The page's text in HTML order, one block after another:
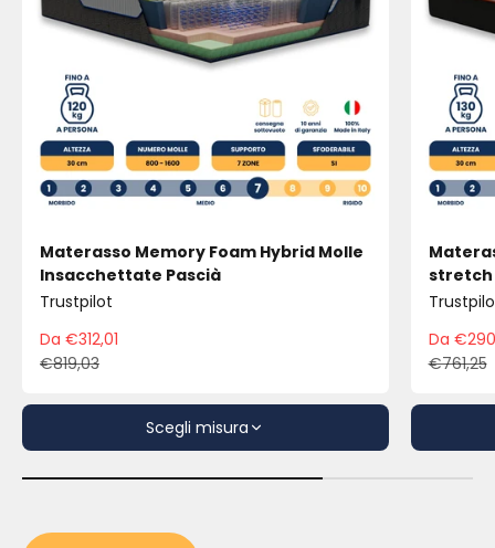
Materasso Memory Foam Hybrid Molle
Insacchettate Pascià
Trustpilot
Prezzo scontato
Da €312,01
Prezzo
€819,03
Scegli misura
stretch
Da
€761,25